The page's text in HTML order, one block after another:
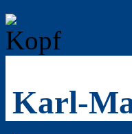
Karl-